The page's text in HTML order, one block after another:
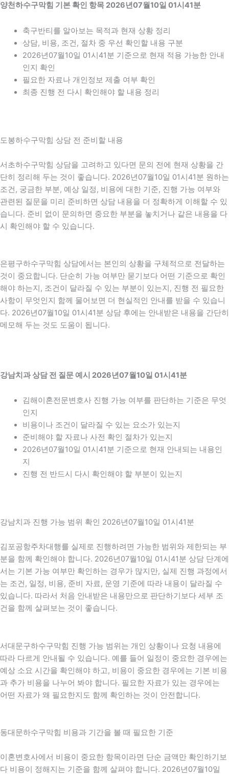
양천하수구막힘 기본 확인 항목 2026년07월10일 01시41분
축구반티를 알아보는 목적과 현재 상황 정리
상담, 비용, 조건, 절차 중 우선 확인할 내용 구분
2026년07월10일 01시41분 기준으로 현재 적용 가능한 안내
인지 확인
필요한 자료나 개인정보 제출 여부 확인
최종 진행 전 다시 확인해야 할 내용 정리
도봉하수구막힘 상담 전 준비할 내용
서초하수구막힘 상담을 고려하고 있다면 문의 전에 현재 상황을 간
단히 정리해 두는 것이 좋습니다. 2026년07월10일 01시41분 원하는
조건, 궁금한 부분, 예상 일정, 비용에 대한 기준, 진행 가능 여부와
관련된 질문을 미리 준비하면 상담 내용을 더 정확하게 이해할 수 있
습니다. 준비 없이 문의하면 중요한 부분을 놓치거나 같은 내용을 다
시 확인해야 할 수 있습니다.
은평구하수구막힘 상담에서는 본인의 상황을 구체적으로 전달하는
것이 중요합니다. 단순히 가능 여부만 묻기보다 어떤 기준으로 확인
해야 하는지, 조건이 달라질 수 있는 부분이 있는지, 진행 전 필요한
사항이 무엇인지 함께 물어보면 더 현실적인 안내를 받을 수 있습니
다. 2026년07월10일 01시41분 상담 후에는 안내받은 내용을 간단히
메모해 두는 것도 도움이 됩니다.
강남치과 상담 전 질문 예시 2026년07월10일 01시41분
김해이혼전문변호사 진행 가능 여부를 판단하는 기준은 무엇
인지
비용이나 조건이 달라질 수 있는 요소가 있는지
준비해야 할 자료나 사전 확인 절차가 있는지
2026년07월10일 01시41분 기준으로 현재 안내되는 내용인
지
진행 전 반드시 다시 확인해야 할 부분이 있는지
강남치과 진행 가능 범위 확인 2026년07월10일 01시41분
김포공항주차대행를 실제로 진행하려면 가능한 범위와 제한되는 부
분을 함께 확인해야 합니다. 2026년07월10일 01시41분 상담 단계에
서는 기본 가능 여부만 확인하는 경우가 많지만, 실제 진행 과정에서
는 조건, 일정, 비용, 준비 자료, 운영 기준에 따라 내용이 달라질 수
있습니다. 따라서 처음 안내받은 내용만으로 판단하기보다 세부 조
건을 함께 살펴보는 것이 좋습니다.
서대문구하수구막힘 진행 가능 범위는 개인 상황이나 요청 내용에
따라 다르게 안내될 수 있습니다. 예를 들어 일정이 중요한 경우에는
예상 소요 시간을 확인해야 하고, 비용이 중요한 경우에는 기본 비용
과 추가 비용을 나누어 봐야 합니다. 필요한 자료가 있는 경우에는
어떤 자료가 왜 필요한지도 함께 확인하는 것이 안전합니다.
동대문하수구막힘 비용과 기간을 볼 때 필요한 기준
이혼변호사에서 비용이 중요한 항목이라면 단순 금액만 확인하기보
다 비용이 정해지는 기준을 함께 살펴야 합니다. 2026년07월10일